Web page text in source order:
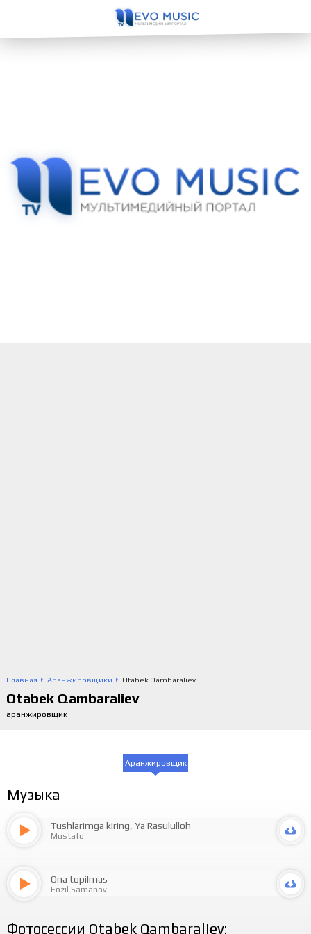
Главная Аранжировщики Otabek Qambaraliev
Otabek Qambaraliev
аранжировщик
Аранжировщик
Музыка
Tushlarimga kiring, Ya Rasululloh
Mustafo
Ona topilmas
Fozil Samanov
Фотосессии Otabek Qambaraliev: